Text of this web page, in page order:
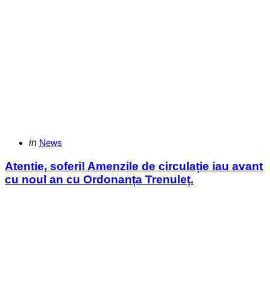
Categories
Posted
in News
Atentie, soferi! Amenzile de circulație iau avant
cu noul an cu Ordonanța Trenuleț.